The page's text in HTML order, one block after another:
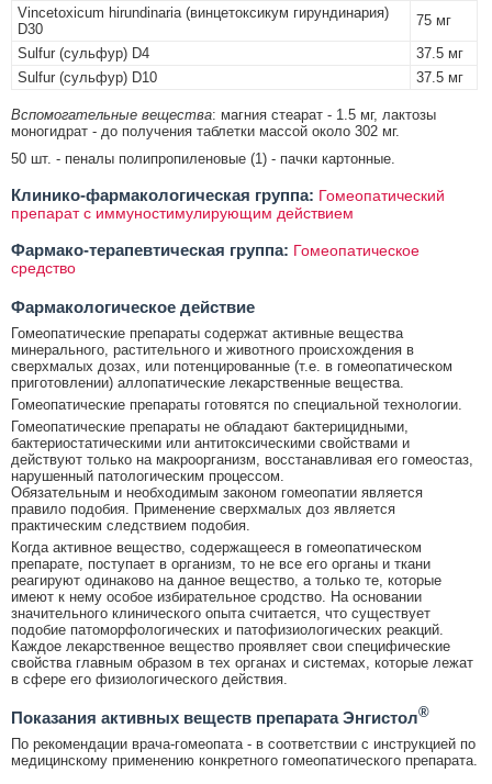
Vincetoxicum hirundinaria (винцетоксикум гирундинария)
D30
75 мг
Sulfur (сульфур) D4
37.5 мг
Sulfur (сульфур) D10
37.5 мг
Вспомогательные вещества: магния стеарат - 1.5 мг, лактозы
моногидрат - до получения таблетки массой около 302 мг.
50 шт. - пеналы полипропиленовые (1) - пачки картонные.
Клинико-фармакологическая группа: Гомеопатический
препарат с иммуностимулирующим действием
Фармако-терапевтическая группа: Гомеопатическое
средство
Фармакологическое действие
Гомеопатические препараты содержат активные вещества
минерального, растительного и животного происхождения в
сверхмалых дозах, или потенцированные (т.е. в гомеопатическом
приготовлении) аллопатические лекарственные вещества.
Гомеопатические препараты готовятся по специальной технологии.
Гомеопатические препараты не обладают бактерицидными,
бактериостатическими или антитоксическими свойствами и
действуют только на макроорганизм, восстанавливая его гомеостаз,
нарушенный патологическим процессом.
Обязательным и необходимым законом гомеопатии является
правило подобия. Применение сверхмалых доз является
практическим следствием подобия.
Когда активное вещество, содержащееся в гомеопатическом
препарате, поступает в организм, то не все его органы и ткани
реагируют одинаково на данное вещество, а только те, которые
имеют к нему особое избирательное сродство. На основании
значительного клинического опыта считается, что существует
подобие патоморфологических и патофизиологических реакций.
Каждое лекарственное вещество проявляет свои специфические
свойства главным образом в тех органах и системах, которые лежат
в сфере его физиологического действия.
Показания активных веществ препарата Энгистол®
По рекомендации врача-гомеопата - в соответствии с инструкцией по
медицинскому применению конкретного гомеопатического препарата.